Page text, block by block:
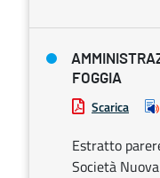
FOGGIA
Scarica
Estratto
Società